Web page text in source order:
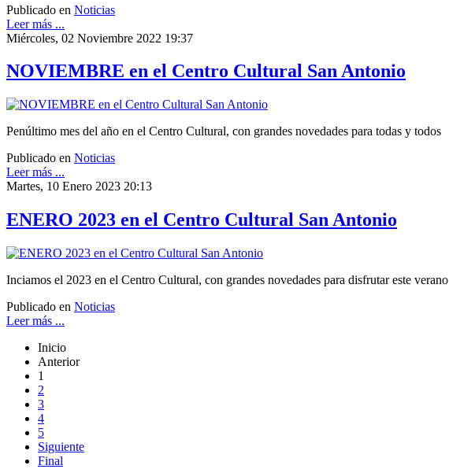
Publicado en Noticias
Leer más ...
Miércoles, 02 Noviembre 2022 19:37
NOVIEMBRE en el Centro Cultural San Antonio
Penúltimo mes del año en el Centro Cultural, con grandes novedades para todas y todos
Publicado en Noticias
Leer más ...
Martes, 10 Enero 2023 20:13
ENERO 2023 en el Centro Cultural San Antonio
Inciamos el 2023 en el Centro Cultural, con grandes novedades para disfrutar este verano
Publicado en Noticias
Leer más ...
Inicio
Anterior
1
2
3
4
5
Siguiente
Final